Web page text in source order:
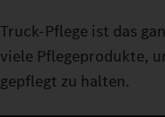
Truck-Pflege ist das
viele Pflegeprodukte,
gepflegt zu halten.